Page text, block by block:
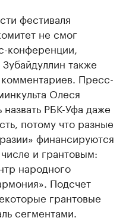
фестиваля
не смог
конференции,
также
Пресс-
Олеся
РБК-Уфа даже
потому что разные
финансируются
и грантовым:
народного
Подсчет
грантовые
сегментами.